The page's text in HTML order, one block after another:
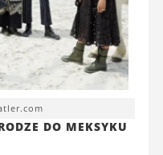
DO MEKSYKU